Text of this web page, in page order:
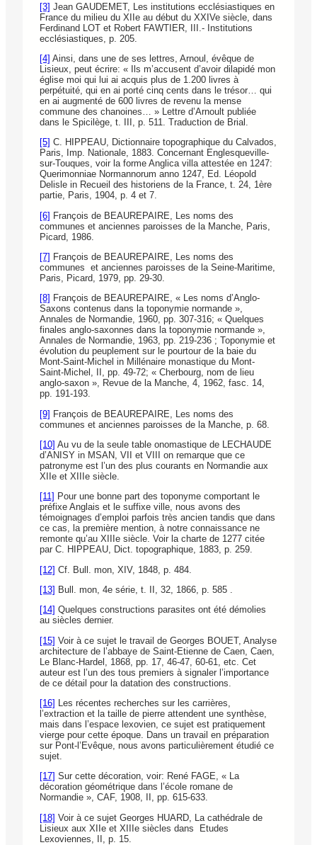
[3] Jean GAUDEMET, Les institutions ecclésiastiques en
France du milieu du XIIe au début du XXIVe siècle, dans
Ferdinand LOT et Robert FAWTIER, III.- Institutions
ecclésiastiques, p. 205.
[4] Ainsi, dans une de ses lettres, Arnoul, évêque de
Lisieux, peut écrire: « Ils m’accusent d’avoir dilapidé mon
église moi qui lui ai acquis plus de 1.200 livres à
perpétuité, qui en ai porté cinq cents dans le trésor… qui
en ai augmenté de 600 livres de revenu la mense
commune des chanoines… » Lettre d’Arnoult publiée
dans le Spicilège, t. III, p. 511. Traduction de Brial.
[5] C. HIPPEAU, Dictionnaire topographique du Calvados,
Paris, Imp. Nationale, 1883. Concernant Englesqueville-
sur-Touques, voir la forme Anglica villa attestée en 1247:
Querimonniae Normannorum anno 1247, Ed. Léopold
Delisle in Recueil des historiens de la France, t. 24, 1ère
partie, Paris, 1904, p. 4 et 7.
[6] François de BEAUREPAIRE, Les noms des
communes et anciennes paroisses de la Manche, Paris,
Picard, 1986.
[7] François de BEAUREPAIRE, Les noms des
communes et anciennes paroisses de la Seine-Maritime,
Paris, Picard, 1979, pp. 29-30.
[8] François de BEAUREPAIRE, « Les noms d’Anglo-
Saxons contenus dans la toponymie normande »,
Annales de Normandie, 1960, pp. 307-316; « Quelques
finales anglo-saxonnes dans la toponymie normande »,
Annales de Normandie, 1963, pp. 219-236 ; Toponymie et
évolution du peuplement sur le pourtour de la baie du
Mont-Saint-Michel in Millénaire monastique du Mont-
Saint-Michel, II, pp. 49-72; « Cherbourg, nom de lieu
anglo-saxon », Revue de la Manche, 4, 1962, fasc. 14,
pp. 191-193.
[9] François de BEAUREPAIRE, Les noms des
communes et anciennes paroisses de la Manche, p. 68.
[10] Au vu de la seule table onomastique de LECHAUDE
d’ANISY in MSAN, VII et VIII on remarque que ce
patronyme est l’un des plus courants en Normandie aux
XIIe et XIIIe siècle.
[11] Pour une bonne part des toponyme comportant le
préfixe Anglais et le suffixe ville, nous avons des
témoignages d’emploi parfois très ancien tandis que dans
ce cas, la première mention, à notre connaissance ne
remonte qu’au XIIIe siècle. Voir la charte de 1277 citée
par C. HIPPEAU, Dict. topographique, 1883, p. 259.
[12] Cf. Bull. mon, XIV, 1848, p. 484.
[13] Bull. mon, 4e série, t. II, 32, 1866, p. 585 .
[14] Quelques constructions parasites ont été démolies
au siècles dernier.
[15] Voir à ce sujet le travail de Georges BOUET, Analyse
architecture de l’abbaye de Saint-Etienne de Caen, Caen,
Le Blanc-Hardel, 1868, pp. 17, 46-47, 60-61, etc. Cet
auteur est l’un des tous premiers à signaler l’importance
de ce détail pour la datation des constructions.
[16]
Les récentes recherches sur les carrières,
l’extraction et la taille de pierre attendent une synthèse,
mais dans l’espace lexovien, ce sujet est pratiquement
vierge pour cette époque. Dans un travail en préparation
sur Pont-l’Evêque, nous avons particulièrement étudié ce
sujet.
[17] Sur cette décoration, voir: René FAGE, « La
décoration géométrique dans l’école romane de
Normandie », CAF, 1908, II, pp. 615-633.
[18] Voir à ce sujet Georges HUARD, La cathédrale de
Lisieux aux XIIe et XIIIe siècles dans Etudes
Lexoviennes, II, p. 15.